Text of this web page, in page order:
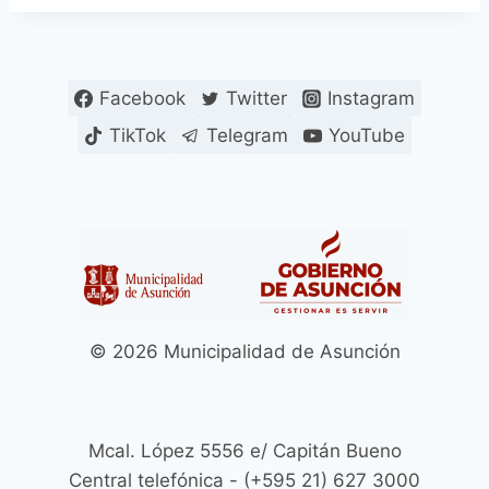
Facebook Twitter
Instagram
TikTok
Telegram YouTube
© 2026 Municipalidad de Asunción
Mcal. López 5556 e/ Capitán Bueno
Central telefónica - (+595 21) 627 3000